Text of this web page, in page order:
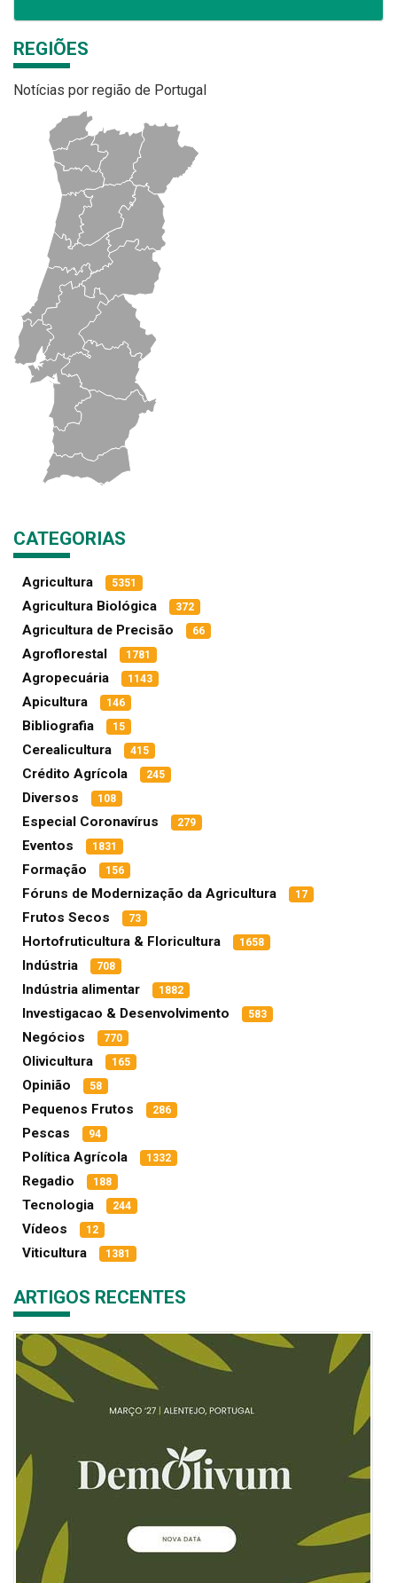
REGIÕES
Notícias por região de Portugal
CATEGORIAS
Agricultura 5351
Agricultura Biológica 372
Agricultura de Precisão 66
Agroflorestal 1781
Agropecuária 1143
Apicultura 146
Bibliografia 15
Cerealicultura 415
Crédito Agrícola 245
Diversos 108
Especial Coronavírus 279
Eventos 1831
Formação 156
Fóruns de Modernização da Agricultura 17
Frutos Secos 73
Hortofruticultura & Floricultura 1658
Indústria 708
Indústria alimentar 1882
Investigacao & Desenvolvimento 583
Negócios 770
Olivicultura 165
Opinião 58
Pequenos Frutos 286
Pescas 94
Política Agrícola 1332
Regadio 188
Tecnologia 244
Vídeos 12
Viticultura 1381
ARTIGOS RECENTES